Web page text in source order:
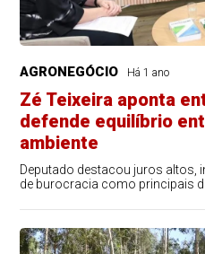
AGRONEGÓCIO Há 1 ano
Zé Teixeira aponta
defende equilíbrio
ambiente
Deputado destacou juros altos,
de burocracia como principais